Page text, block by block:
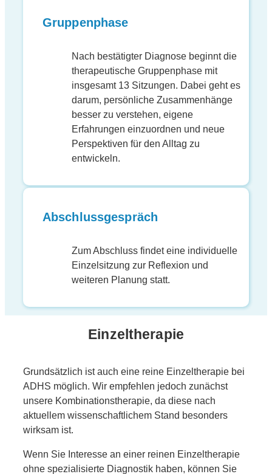
Gruppenphase
Nach bestätigter Diagnose beginnt die
therapeutische Gruppenphase mit
insgesamt 13 Sitzungen. Dabei geht es
darum, persönliche Zusammenhänge
besser zu verstehen, eigene
Erfahrungen einzuordnen und neue
Perspektiven für den Alltag zu
entwickeln.
Abschlussgespräch
Zum Abschluss findet eine individuelle
Einzelsitzung zur Reflexion und
weiteren Planung statt.
Einzeltherapie
Grundsätzlich ist auch eine reine Einzeltherapie bei
ADHS möglich. Wir empfehlen jedoch zunächst
unsere Kombinationstherapie, da diese nach
aktuellem wissenschaftlichem Stand besonders
wirksam ist.
Wenn Sie Interesse an einer reinen Einzeltherapie
ohne spezialisierte Diagnostik haben, können Sie